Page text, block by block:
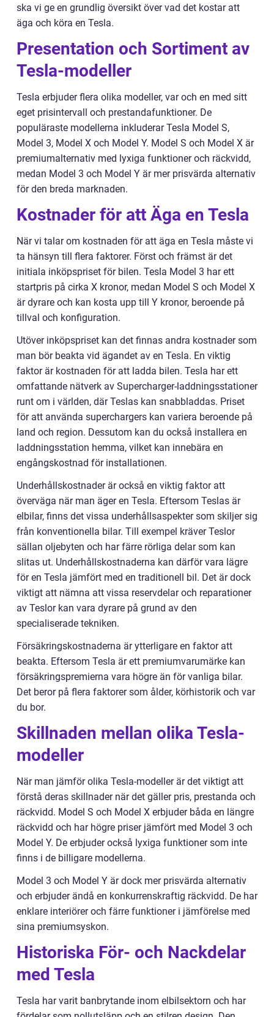
ska vi ge en grundlig översikt över vad det kostar att
äga och köra en Tesla.
Presentation och Sortiment av
Tesla-modeller
Tesla erbjuder flera olika modeller, var och en med sitt
eget prisintervall och prestandafunktioner. De
populäraste modellerna inkluderar Tesla Model S,
Model 3, Model X och Model Y. Model S och Model X är
premiumalternativ med lyxiga funktioner och räckvidd,
medan Model 3 och Model Y är mer prisvärda alternativ
för den breda marknaden.
Kostnader för att Äga en Tesla
När vi talar om kostnaden för att äga en Tesla måste vi
ta hänsyn till flera faktorer. Först och främst är det
initiala inköpspriset för bilen. Tesla Model 3 har ett
startpris på cirka X kronor, medan Model S och Model X
är dyrare och kan kosta upp till Y kronor, beroende på
tillval och konfiguration.
Utöver inköpspriset kan det finnas andra kostnader som
man bör beakta vid ägandet av en Tesla. En viktig
faktor är kostnaden för att ladda bilen. Tesla har ett
omfattande nätverk av Supercharger-laddningsstationer
runt om i världen, där Teslas kan snabbladdas. Priset
för att använda superchargers kan variera beroende på
land och region. Dessutom kan du också installera en
laddningsstation hemma, vilket kan innebära en
engångskostnad för installationen.
Underhållskostnader är också en viktig faktor att
överväga när man äger en Tesla. Eftersom Teslas är
elbilar, finns det vissa underhållsaspekter som skiljer sig
från konventionella bilar. Till exempel kräver Teslor
sällan oljebyten och har färre rörliga delar som kan
slitas ut. Underhållskostnaderna kan därför vara lägre
för en Tesla jämfört med en traditionell bil. Det är dock
viktigt att nämna att vissa reservdelar och reparationer
av Teslor kan vara dyrare på grund av den
specialiserade tekniken.
Försäkringskostnaderna är ytterligare en faktor att
beakta. Eftersom Tesla är ett premiumvarumärke kan
försäkringspremierna vara högre än för vanliga bilar.
Det beror på flera faktorer som ålder, körhistorik och var
du bor.
Skillnaden mellan olika Tesla-
modeller
När man jämför olika Tesla-modeller är det viktigt att
förstå deras skillnader när det gäller pris, prestanda och
räckvidd. Model S och Model X erbjuder båda en längre
räckvidd och har högre priser jämfört med Model 3 och
Model Y. De erbjuder också lyxiga funktioner som inte
finns i de billigare modellerna.
Model 3 och Model Y är dock mer prisvärda alternativ
och erbjuder ändå en konkurrenskraftig räckvidd. De har
enklare interiörer och färre funktioner i jämförelse med
sina premiumsyskon.
Historiska För- och Nackdelar
med Tesla
Tesla har varit banbrytande inom elbilsektorn och har